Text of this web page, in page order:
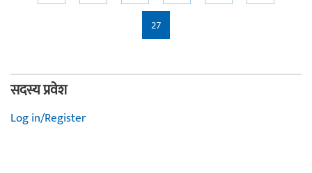
27
सदस्य प्रवेश
Log in/Register